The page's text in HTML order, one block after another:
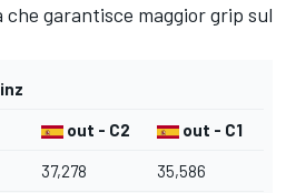
garantisce maggior grip sul
out - C2 out - C1
37,278 35,586